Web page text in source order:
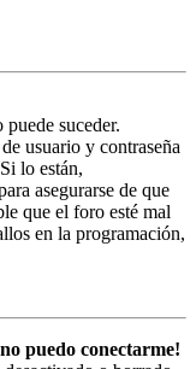
suceder.
usuario y contraseña
lo están,
asegurarse de que
que el foro esté mal
en la programación,
puedo conectarme!